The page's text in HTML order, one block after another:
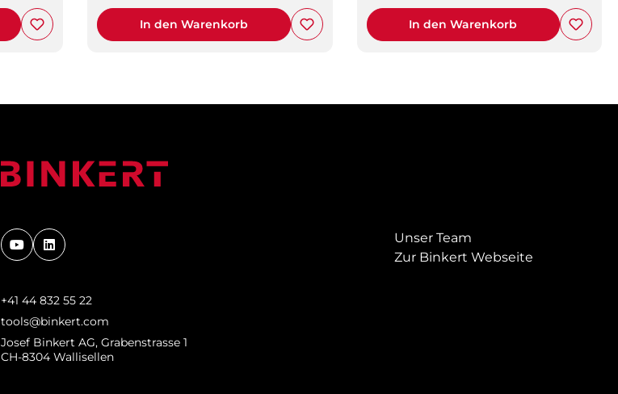
In den Warenkorb In den Warenkorb
+41 44 832 55 22
tools@binkert.com
Josef Binkert AG, Grabenstrasse 1
CH-8304 Wallisellen
Unser Team
Zur Binkert Webseite